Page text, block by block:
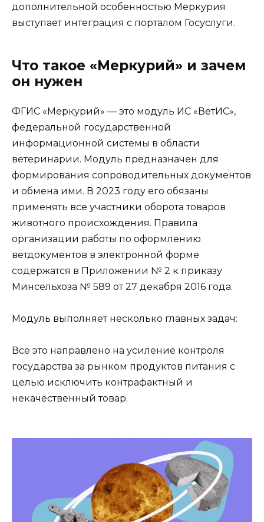
дополнительной особенностью Меркурия
выступает интеграция с порталом Госуслуги.
Что такое «Меркурий» и зачем
он нужен
ФГИС «Меркурий» — это модуль ИС «ВетИС»,
федеральной государственной
информационной системы в области
ветеринарии. Модуль предназначен для
формирования сопроводительных документов
и обмена ими. В 2023 году его обязаны
применять все участники оборота товаров
животного происхождения. Правила
организации работы по оформлению
ветдокументов в электронной форме
содержатся в Приложении № 2 к приказу
Минсельхоза № 589 от 27 декабря 2016 года.
Модуль выполняет несколько главных задач:
Всё это направлено на усиление контроля
государства за рынком продуктов питания с
целью исключить контрафактный и
некачественный товар.